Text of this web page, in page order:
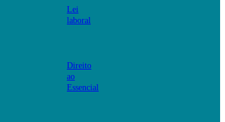
Lei
laboral
Direito
ao
Essencial